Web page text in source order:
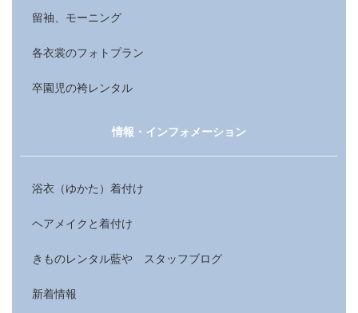
留袖、モーニング
各衣裳のフォトプラン
卒園児の袴レンタル
情報・インフォメーション
浴衣（ゆかた）着付け
ヘアメイクと着付け
きものレンタル藍や スタッフブログ
新着情報